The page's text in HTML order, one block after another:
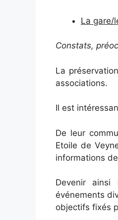
La gare/
Constats,
La
associations.
Il est
De leur
Etoile de
informations
Devenir
événements
objectifs fixés